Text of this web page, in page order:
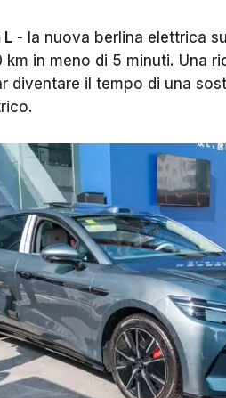
L - la nuova berlina elettrica
in meno di 5 minuti. Una
diventare il tempo di una